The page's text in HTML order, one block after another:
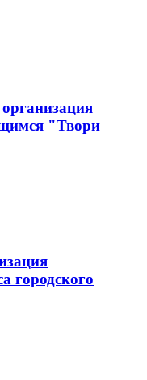
"Твори
городского